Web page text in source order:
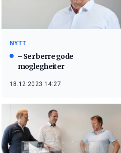
NYTT
– Ser berre gode
moglegheiter
18.12.2023 14:27